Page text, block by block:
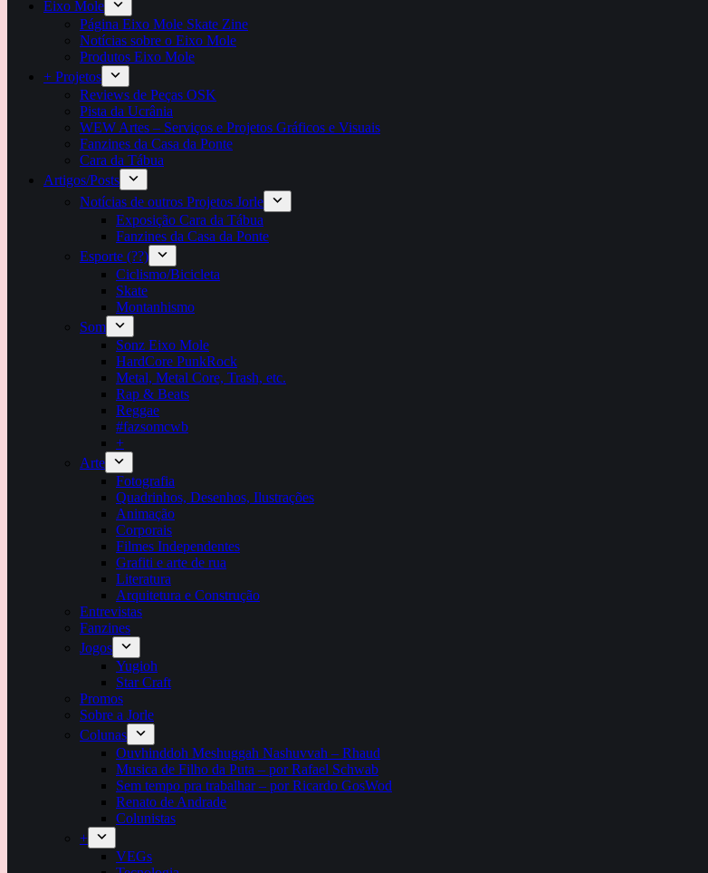
Eixo Mole
Página Eixo Mole Skate Zine
Notícias sobre o Eixo Mole
Produtos Eixo Mole
+ Projetos
Reviews de Peças OSK
Pista da Ucrânia
WEW Artes – Serviços e Projetos Gráficos e Visuais
Fanzines da Casa da Ponte
Cara da Tábua
Artigos/Posts
Notícias de outros Projetos Jorle
Exposição Cara da Tábua
Fanzines da Casa da Ponte
Esporte (??)
Ciclismo/Bicicleta
Skate
Montanhismo
Som
Sonz Eixo Mole
HardCore PunkRock
Metal, Metal Core, Trash, etc.
Rap & Beats
Reggae
#fazsomcwb
+
Arte
Fotografia
Quadrinhos, Desenhos, Ilustrações
Animação
Corporais
Filmes Independentes
Grafiti e arte de rua
Literatura
Arquitetura e Construção
Entrevistas
Fanzines
Jogos
Yugioh
Star Craft
Promos
Sobre a Jorle
Colunas
Ouvhinddoh Meshuggah Nashuvvah – Rhaud
Musica de Filho da Puta – por Rafael Schwab
Sem tempo pra trabalhar – por Ricardo GosWod
Renato de Andrade
Colunistas
+
VEGs